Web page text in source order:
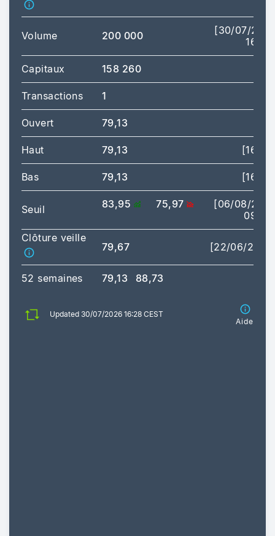
Volume 200 000
[30/07/
Capitaux 158 260
Transactions 1
Ouvert 79,13
Haut 79,13
Bas 79,13
Seuil 83,95 75,97
[06/08/
Clôture veille
79,67 [22/06/
52 semaines 79,13 88,73
Updated 30/07/2026 16:28 CEST
Aide